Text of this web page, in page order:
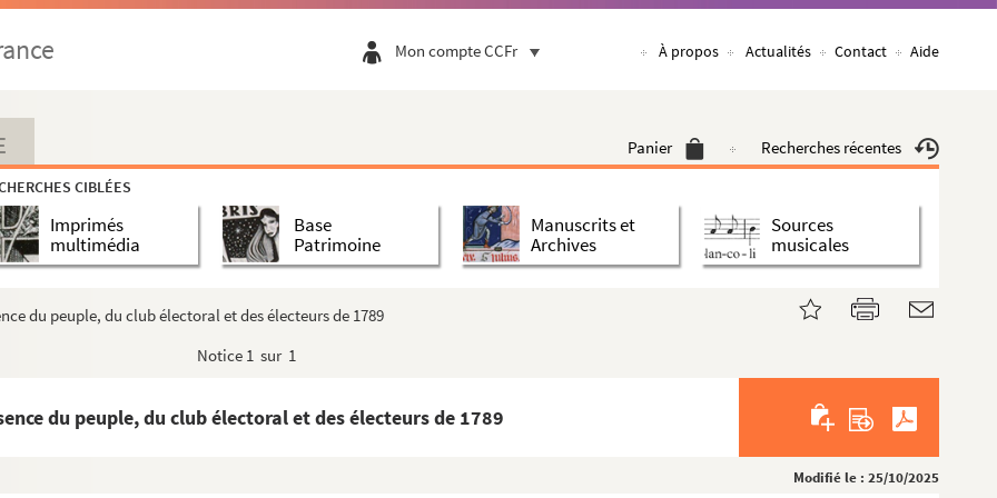
Mon compte CCFr À propos Actualités Contact Aide
Panier Recherches récentes
CIBLÉES
Imprimés
multimédia
Base
Patrimoine
Manuscrits et
Archives
Sources
musicales
du peuple, du club électoral et des électeurs de 1789
Notice 1 sur 1
du peuple, du club électoral et des électeurs de 1789
Modifié le : 25/10/2025
nationaux chargés de la démolition de la Bastil...
publics
du Bureau de la ville
publics
publics
de la Commune, à Palloy
administrateur